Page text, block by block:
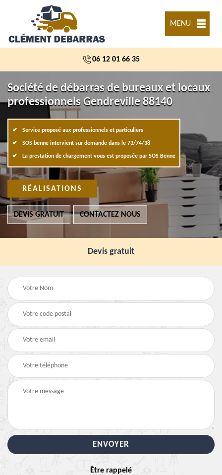
MENU
06 12 01 66 35
Société de débarras de bureaux et locaux
professionnels Gendreville 88140
Service proposé aux professionnels et particuliers
SOS benne intervient sur demande dans le 73/74/38
La prestation de chargement vous est proposée par SOS Benne
RÉALISATIONS
DEVIS GRATUIT CONTACTEZ NOUS
Devis gratuit
Être rappelé